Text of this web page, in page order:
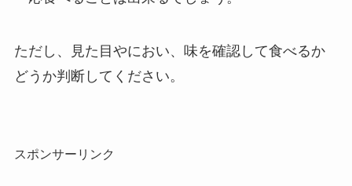
ただし、見た目やにおい、味を確認して食べるか
どうか判断してください。
スポンサーリンク